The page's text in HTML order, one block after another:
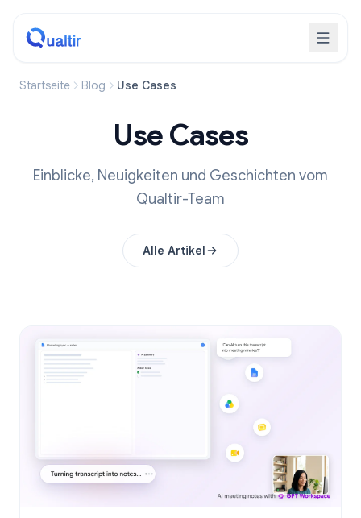
Startseite Blog Use Cases
Use Cases
Einblicke, Neuigkeiten und Geschichten vom
Qualtir-Team
Alle Artikel